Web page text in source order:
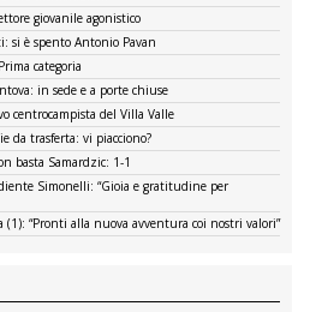
giovanile agonistico
si è spento Antonio Pavan
categoria
in sede e a porte chiuse
centrocampista del Villa Valle
da trasferta: vi piacciono?
basta Samardzic: 1-1
Simonelli: “Gioia e gratitudine per
(1): “Pronti alla nuova avventura coi nostri valori”